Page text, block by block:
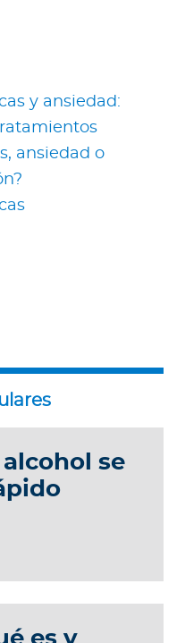
y ansiedad:
ansiedad o
alcohol se